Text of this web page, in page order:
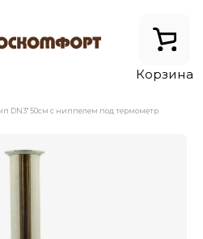
Корзина
DN3" 50см с ниппелем под термометр